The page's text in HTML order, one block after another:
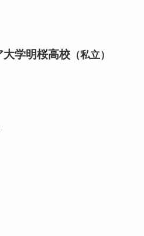
学明桜高校（私立）